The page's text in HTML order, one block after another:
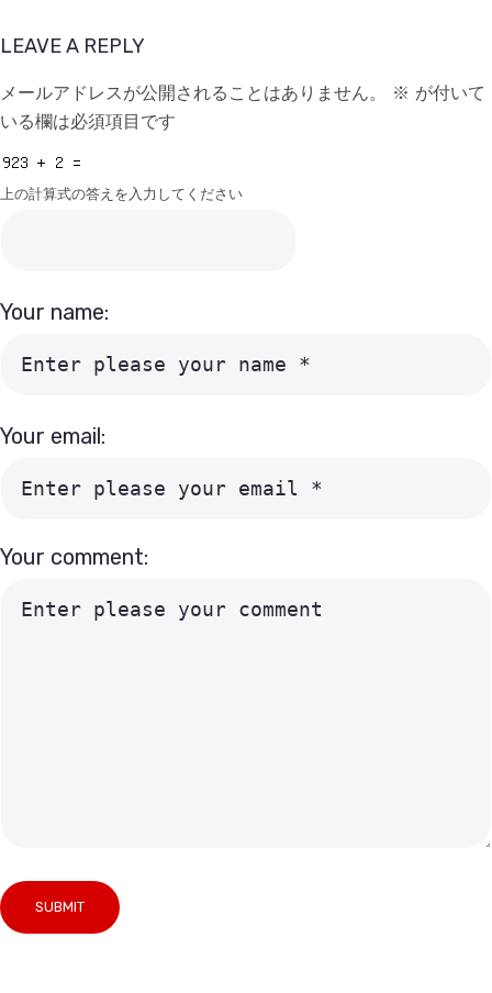
LEAVE A REPLY
メールアドレスが公開されることはありません。 ※ が付いて
いる欄は必須項目です
Your comment:
上の計算式の答えを入力してください
Your name:
Your email: